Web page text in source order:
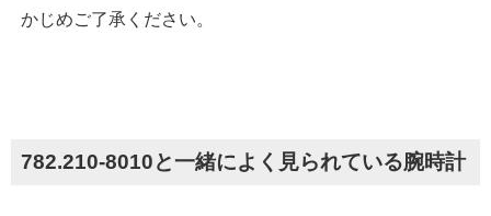
かじめご了承ください。
782.210-8010と一緒によく見られている腕時計